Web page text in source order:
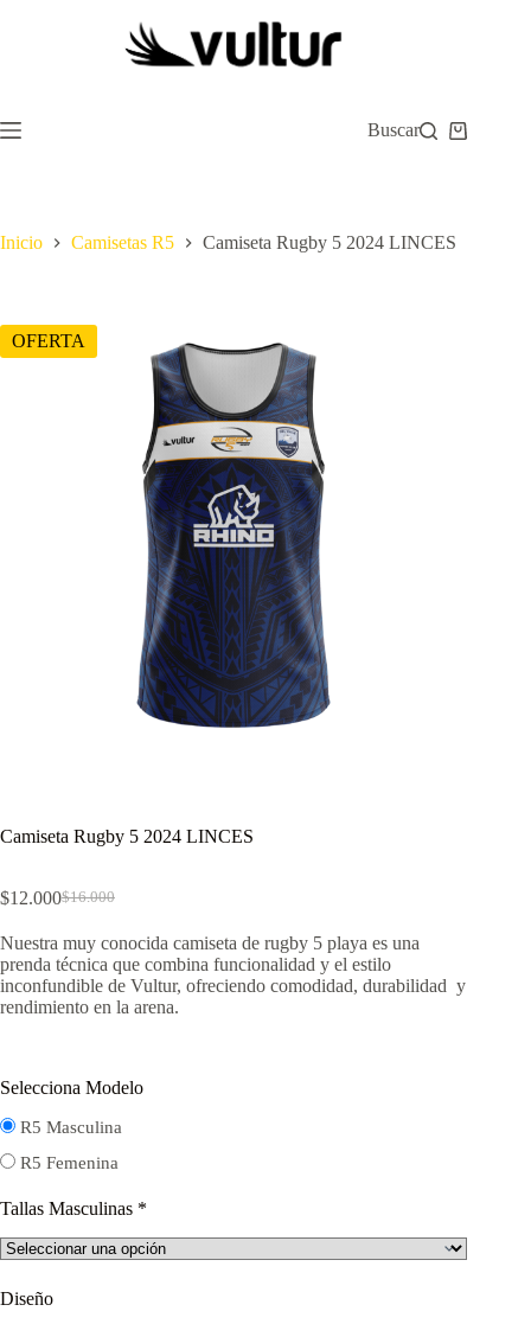
Buscar
Carro
Inicio Camisetas R5 Camiseta Rugby 5 2024 LINCES
OFERTA
Camiseta Rugby 5 2024 LINCES
$16.000
El
original
era:
$16.000.
$12.000El
actual
es:
$12.000.
Nuestra muy conocida camiseta de rugby 5 playa es una
prenda técnica que combina funcionalidad y el estilo
inconfundible de Vultur, ofreciendo comodidad, durabilidad y
rendimiento en la arena.
Selecciona Modelo
R5 Masculina
R5 Femenina
Tallas Masculinas *
Diseño